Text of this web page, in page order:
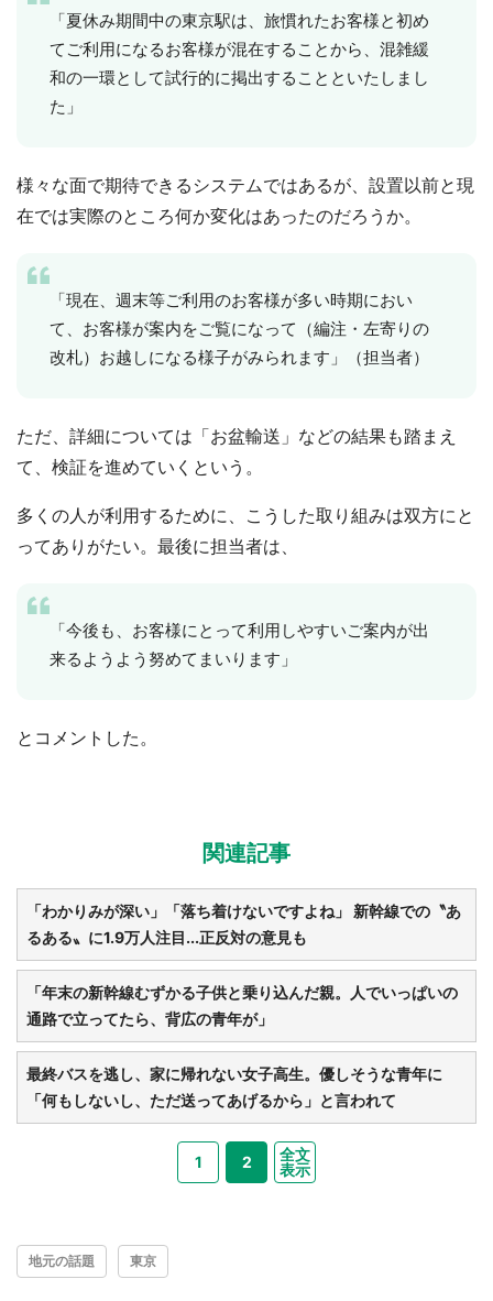
「夏休み期間中の東京駅は、旅慣れたお客様と初め
てご利用になるお客様が混在することから、混雑緩
和の一環として試行的に掲出することといたしまし
た」
様々な面で期待できるシステムではあるが、設置以前と現
在では実際のところ何か変化はあったのだろうか。
「現在、週末等ご利用のお客様が多い時期におい
て、お客様が案内をご覧になって（編注・左寄りの
改札）お越しになる様子がみられます」（担当者）
ただ、詳細については「お盆輸送」などの結果も踏まえ
て、検証を進めていくという。
多くの人が利用するために、こうした取り組みは双方にと
ってありがたい。最後に担当者は、
「今後も、お客様にとって利用しやすいご案内が出
来るようよう努めてまいります」
とコメントした。
関連記事
「わかりみが深い」「落ち着けないですよね」 新幹線での〝あ
るある〟に1.9万人注目...正反対の意見も
「年末の新幹線むずかる子供と乗り込んだ親。人でいっぱいの
通路で立ってたら、背広の青年が」
最終バスを逃し、家に帰れない女子高生。優しそうな青年に
「何もしないし、ただ送ってあげるから」と言われて
1 2
全文
表示
地元の話題 東京